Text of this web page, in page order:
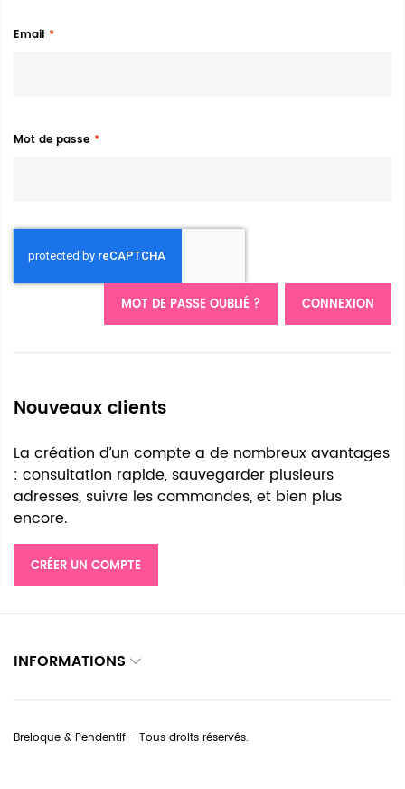
Email
Mot de passe
CONNEXION
MOT DE PASSE OUBLIÉ ?
Nouveaux clients
La création d’un compte a de nombreux avantages
: consultation rapide, sauvegarder plusieurs
adresses, suivre les commandes, et bien plus
encore.
CRÉER UN COMPTE
INFORMATIONS
Breloque & Pendentif - Tous droits réservés.